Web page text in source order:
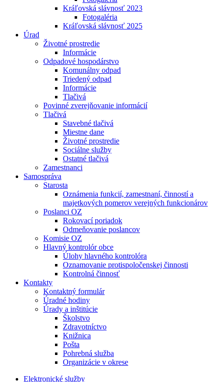
Kráľovská slávnosť 2023
Fotogaléria
Kráľovská slávnosť 2025
Úrad
Životné prostredie
Informácie
Odpadové hospodárstvo
Komunálny odpad
Triedený odpad
Informácie
Tlačivá
Povinné zverejňovanie informácií
Tlačivá
Stavebné tlačivá
Miestne dane
Životné prostredie
Sociálne služby
Ostatné tlačivá
Zamestnanci
Samospráva
Starosta
Oznámenia funkcií, zamestnaní, činností a
majetkových pomerov verejných funkcionárov
Poslanci OZ
Rokovací poriadok
Odmeňovanie poslancov
Komisie OZ
Hlavný kontrolór obce
Úlohy hlavného kontrolóra
Oznamovanie protispoločenskej činnosti
Kontrolná činnosť
Kontakty
Kontaktný formulár
Úradné hodiny
Úrady a inštitúcie
Školstvo
Zdravotníctvo
Knižnica
Pošta
Pohrebná služba
Organizácie v okrese
Elektronické služby